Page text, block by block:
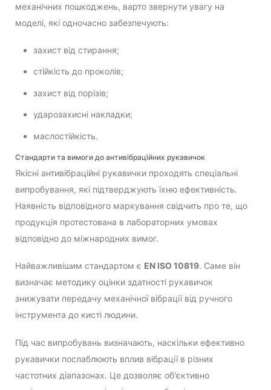
механічних пошкоджень, варто звернути увагу на
моделі, які одночасно забезпечують:
захист від стирання;
стійкість до проколів;
захист від порізів;
ударозахисні накладки;
маслостійкість.
Стандарти та вимоги до антивібраційних рукавичок
Якісні антивібраційні рукавички проходять спеціальні
випробування, які підтверджують їхню ефективність.
Наявність відповідного маркування свідчить про те, що
продукція протестована в лабораторних умовах
відповідно до міжнародних вимог.
Найважливішим стандартом є EN ISO 10819. Саме він
визначає методику оцінки здатності рукавичок
знижувати передачу механічної вібрації від ручного
інструмента до кисті людини.
Під час випробувань визначають, наскільки ефективно
рукавички послаблюють вплив вібрації в різних
частотних діапазонах. Це дозволяє об'єктивно